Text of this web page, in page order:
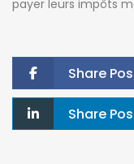
payer leurs impôts
Share
Share